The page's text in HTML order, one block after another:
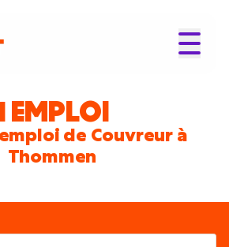
EMPLOI
de Couvreur à
Thommen